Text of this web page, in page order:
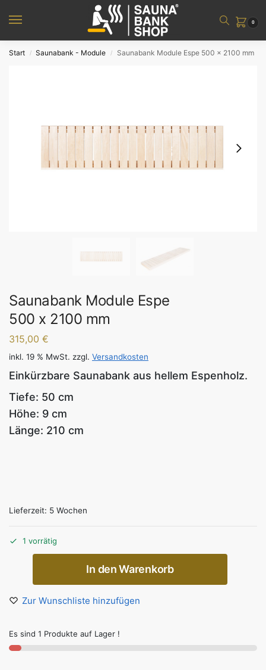
0
Start / Saunabank - Module / Saunabank Module Espe 500 x 2100 mm
Saunabank Module Espe
500 x 2100 mm
315,00 €
inkl. 19 % MwSt. zzgl. Versandkosten
Einkürzbare Saunabank aus hellem Espenholz.
Tiefe: 50 cm
Höhe: 9 cm
Länge: 210 cm
Lieferzeit: 5 Wochen
1 vorrätig
In den Warenkorb
Zur Wunschliste hinzufügen
Es sind 1 Produkte auf Lager !